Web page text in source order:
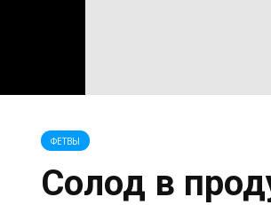
ФЕТВЫ
Солод в